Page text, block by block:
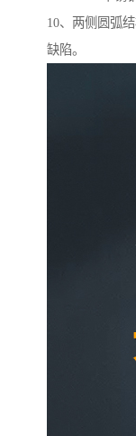
10、两侧圆弧
缺陷。